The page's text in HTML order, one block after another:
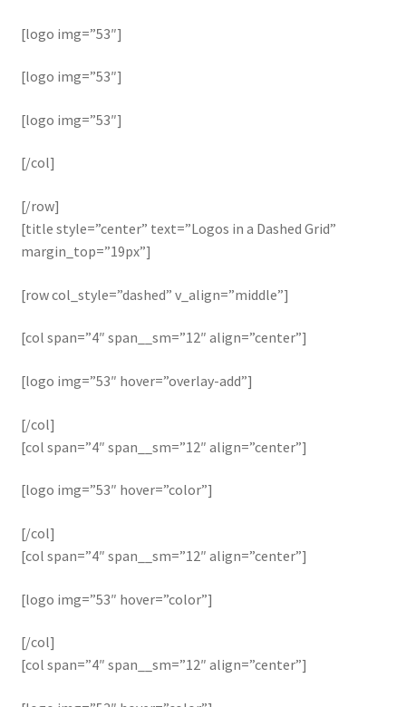
[logo img=”53″]
[logo img=”53″]
[logo img=”53″]
[/col]
[/row]
[title style=”center” text=”Logos in a Dashed Grid”
margin_top=”19px”]
[row col_style=”dashed” v_align=”middle”]
[col span=”4″ span__sm=”12″ align=”center”]
[logo img=”53″ hover=”overlay-add”]
[/col]
[col span=”4″ span__sm=”12″ align=”center”]
[logo img=”53″ hover=”color”]
[/col]
[col span=”4″ span__sm=”12″ align=”center”]
[logo img=”53″ hover=”color”]
[/col]
[col span=”4″ span__sm=”12″ align=”center”]